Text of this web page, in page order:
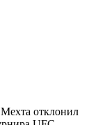
отклонил